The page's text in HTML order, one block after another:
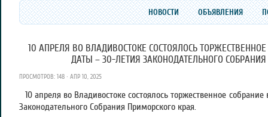
НОВОСТИ ОБЪЯВЛЕНИЯ
10 АПРЕЛЯ ВО ВЛАДИВОСТОКЕ СОСТОЯЛОСЬ
ДАТЫ – 30-ЛЕТИЯ ЗАКОНОДАТЕЛЬНОГО
ПРОСМОТРОВ: 148 · АПР 10, 2025
10 апреля во Владивостоке состоялось торжественное
Законодательного Собрания Приморского края.